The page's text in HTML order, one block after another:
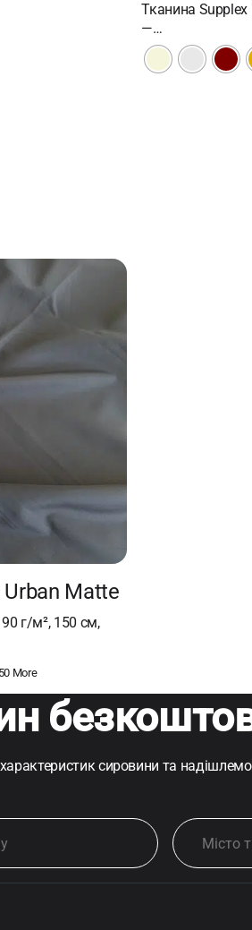
Тканина Supplex
—…
Matte
90 г/м², 150 см,
More
сировини та